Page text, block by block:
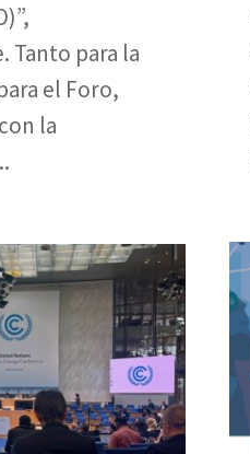
Tanto para la
el Foro,
la